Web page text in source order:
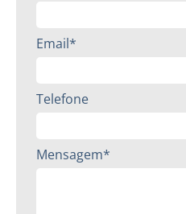
Email*
Telefone
Mensagem*